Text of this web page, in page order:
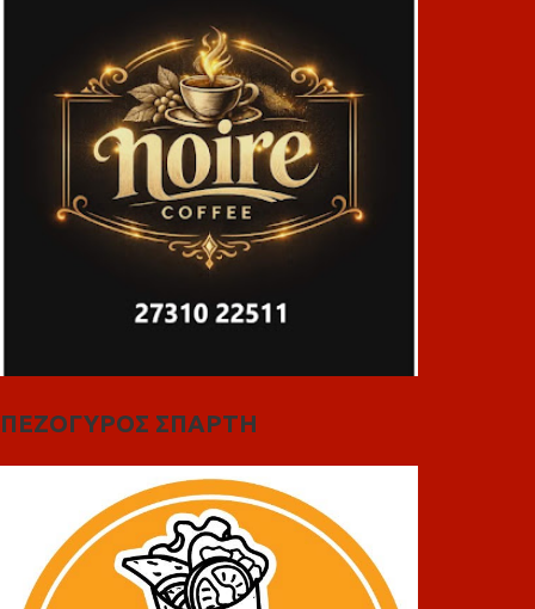
ΠΕΖΟΓΥΡΟΣ ΣΠΑΡΤΗ